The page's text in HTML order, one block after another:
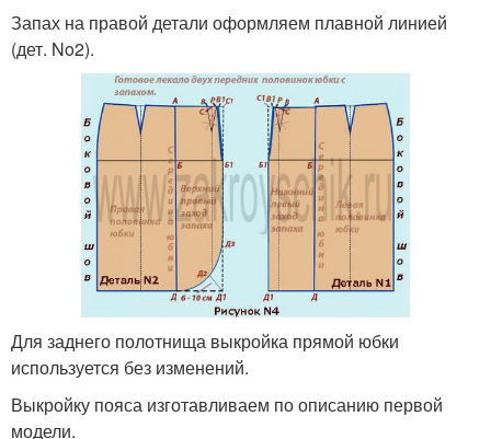
Запах на правой детали оформляем плавной линией
(дет. No2).
Для заднего полотнища выкройка прямой юбки
используется без изменений.
Выкройку пояса изготавливаем по описанию первой
модели.